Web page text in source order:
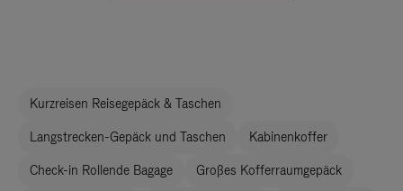
Kurzreisen Reisegepäck & Taschen
Langstrecken-Gepäck und Taschen Kabinenkoffer
Check-in Rollende Bagage Großes Kofferraumgepäck